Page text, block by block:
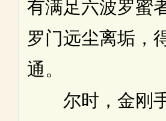
有满足六波罗蜜
罗门远尘离垢，
通。
尔时，金刚